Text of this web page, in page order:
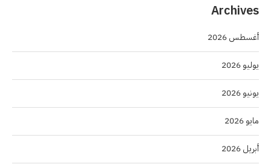
Archives
أغسطس 2026
يوليو 2026
يونيو 2026
مايو 2026
أبريل 2026